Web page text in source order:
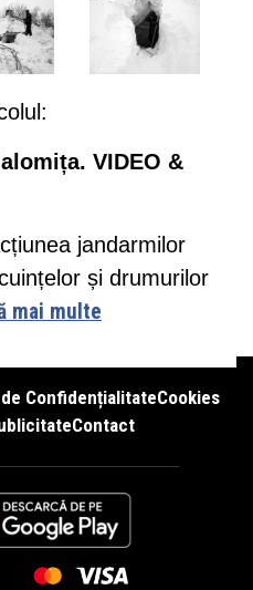
VIDEO &
jandarmilor
și drumurilor
mai multe
ConfidențialitateCookies
Contact